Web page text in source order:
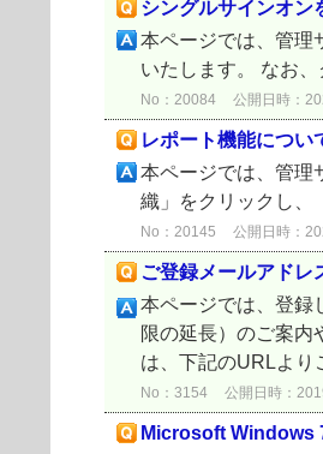
シングルサインオン
本ページでは、管理
いたします。 なお
No：20084 公開日時：
レポート機能につい
本ページでは、管理
織」をクリックし、
No：20145 公開日時：
ご登録メールアドレ
本ページでは、登録
限の延長）のご案内
は、下記のURLより
No：3154 公開日時：
Microsoft Windows